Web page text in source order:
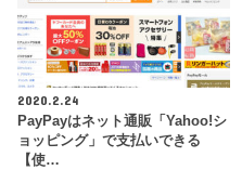
2020.2.24
PayPayはネット通販「Yahoo!シ
ョッピング」で支払いできる
【使…